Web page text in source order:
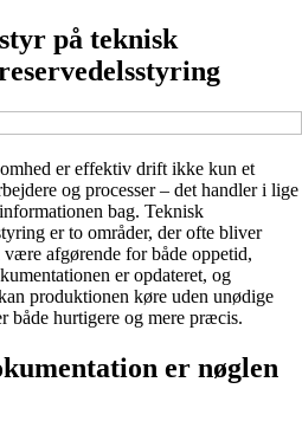
på teknisk
er effektiv drift ikke kun et
og processer – det handler i lige
bag. Teknisk
er to områder, der ofte bliver
afgørende for både oppetid,
er opdateret, og
produktionen køre uden unødige
både hurtigere og mere præcis.
er nøglen